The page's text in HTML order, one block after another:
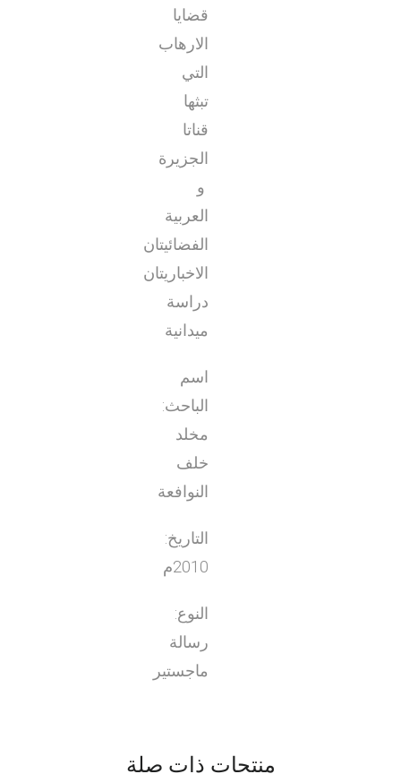
قضايا
الارهاب
التي
تبثها
قناتا
الجزيرة
و
العربية
الفضائيتان
الاخباريتان
دراسة
ميدانية
اسم
الباحث:
مخلد
خلف
النوافعة
التاريخ:
2010م
النوع:
رسالة
ماجستير
منتجات ذات صلة